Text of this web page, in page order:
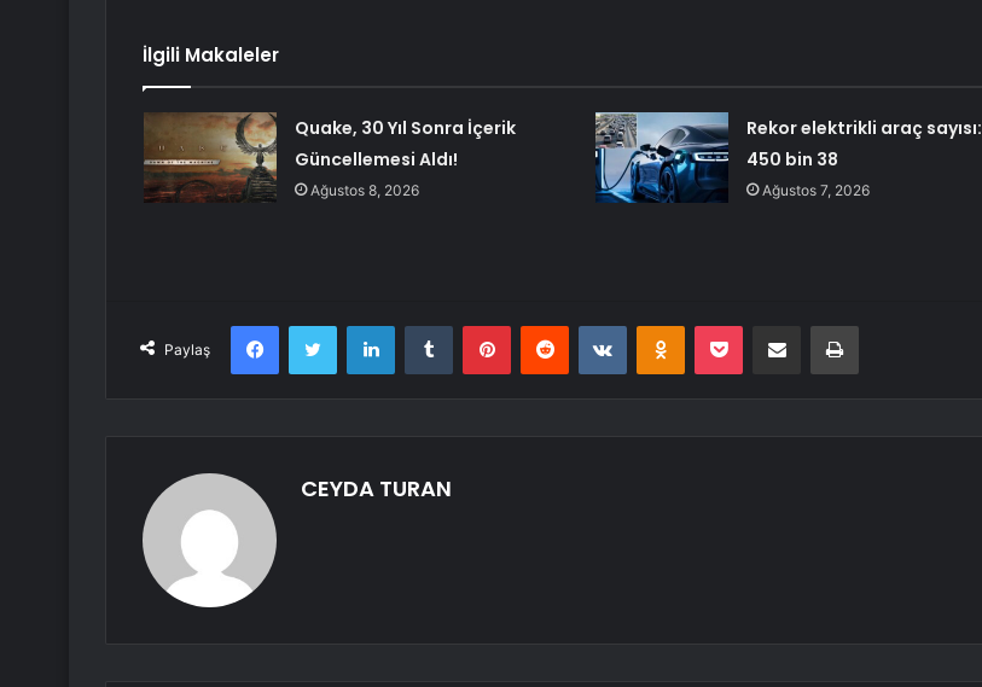
İlgili Makaleler
Quake, 30 Yıl Sonra İçerik
Güncellemesi Aldı!
Ağustos 8, 2026
Rekor elektrikli araç sayısı:
450 bin 38
Ağustos 7, 2026
Paylaş
FacebookTwitter LinkedInTumblr PinterestReddit VKontakteOdnoklassniki
Pocket E-Posta ile paylaş Yazdır
CEYDA TURAN